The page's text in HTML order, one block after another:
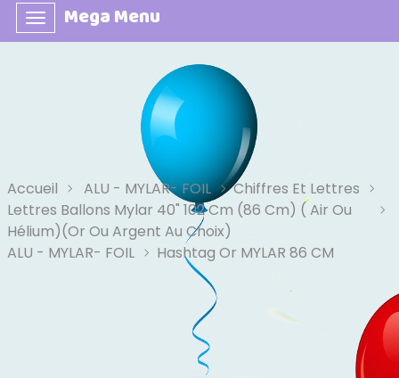
Basculer
la
Mega Menu
Accueil ALU - MYLAR- FOIL
Chiffres Et Lettres
Lettres Ballons Mylar 40" 102 Cm (86 Cm) ( Air Ou
Hélium)(or Ou Argent Au Choix)
ALU - MYLAR- FOIL
Hashtag Or MYLAR 86 CM